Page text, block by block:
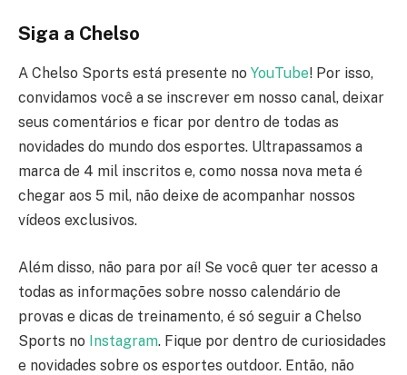
Siga a Chelso
A Chelso Sports está presente no YouTube! Por isso,
convidamos você a se inscrever em nosso canal, deixar
seus comentários e ficar por dentro de todas as
novidades do mundo dos esportes. Ultrapassamos a
marca de 4 mil inscritos e, como nossa nova meta é
chegar aos 5 mil, não deixe de acompanhar nossos
vídeos exclusivos.
Além disso, não para por aí! Se você quer ter acesso a
todas as informações sobre nosso calendário de
provas e dicas de treinamento, é só seguir a Chelso
Sports no Instagram. Fique por dentro de curiosidades
e novidades sobre os esportes outdoor. Então, não